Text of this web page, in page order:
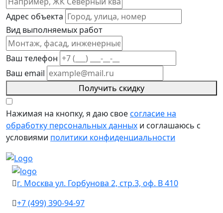
Адрес объекта
Вид выполняемых работ
Ваш телефон
Ваш email
Получить скидку
Нажимая на кнопку, я даю своесогласие на
обработку персональных данных и соглашаюсь с
условиями политики конфиденциальности
г. Москва ул. Горбунова 2, стр.3, оф. В 410
+7 (499) 390-94-97